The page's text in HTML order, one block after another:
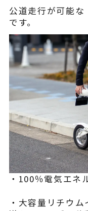
公道走行が可能な
です。
・100％電気エネ
・大容量リチウ